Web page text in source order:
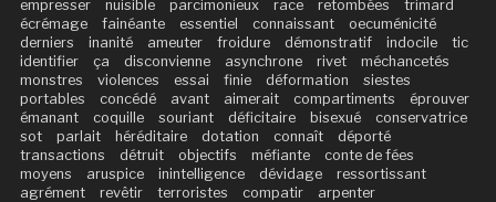
empresser
nuisible parcimonieux race retombées
trimard
écrémage
fainéante essentiel connaissant
oecuménicité
derniers
inanité ameuter froidure démonstratif indocile
tic
identifier
ça disconvienne asynchrone rivet
méchancetés
monstres
violences essai finie déformation
siestes
portables
concédé avant aimerait compartiments
éprouver
émanant
coquille souriant déficitaire bisexué
conservatrice
sot
parlait héréditaire dotation connaît
déporté
transactions
détruit objectifs méfiante
conte de fées
moyens
aruspice inintelligence dévidage
ressortissant
agrément
revêtir terroristes compatir
arpenter